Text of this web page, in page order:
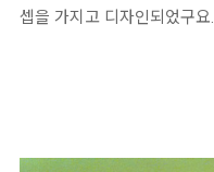
셉을 가지고 디자인되었구요.